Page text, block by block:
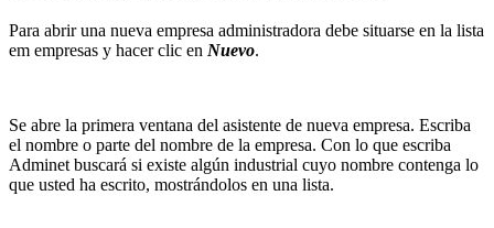
Para abrir una nueva empresa administradora debe situarse en la lista
em empresas y hacer clic en Nuevo.
Se abre la primera ventana del asistente de nueva empresa. Escriba
el nombre o parte del nombre de la empresa. Con lo que escriba
Adminet buscará si existe algún industrial cuyo nombre contenga lo
que usted ha escrito, mostrándolos en una lista.